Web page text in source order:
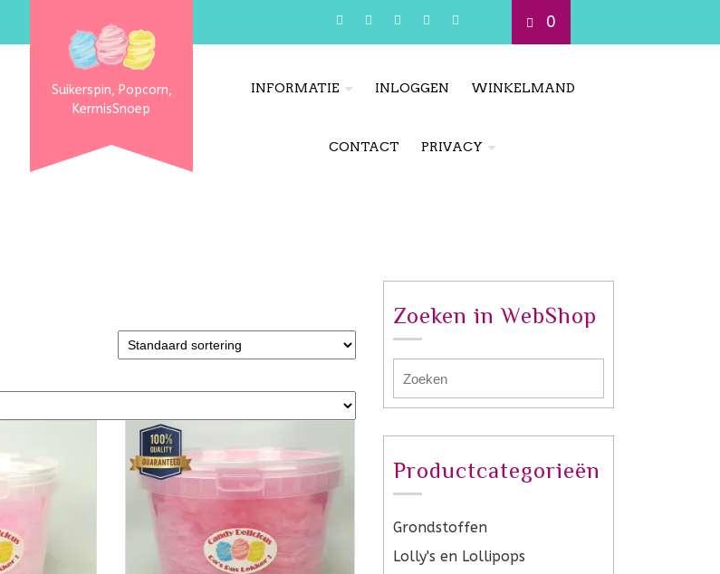
0
Suikerspin, Popcorn,
KermisSnoep
INFORMATIE INLOGGEN WINKELMAND
CONTACT PRIVACY
Zoeken in WebShop
Productcategorieën
Grondstoffen
Lolly's en Lollipops